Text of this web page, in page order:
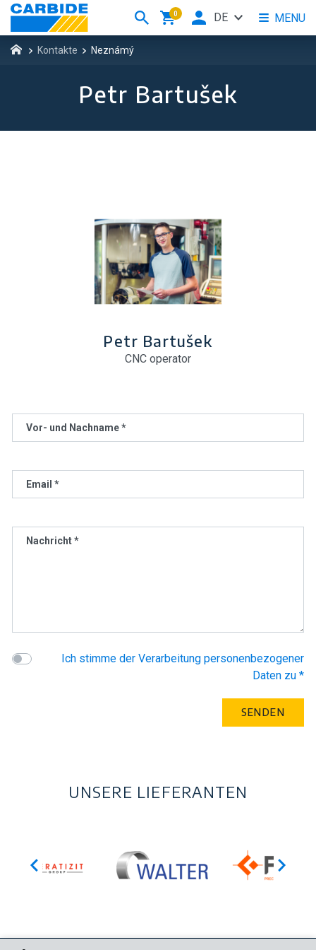
Kontakte Neznámý
Petr Bartušek
Petr Bartušek
CNC operator
Vor- und Nachname *
Email *
Nachricht *
Ich stimme der Verarbeitung personenbezogener
Daten zu *
UNSERE LIEFERANTEN
0 MENU
DE